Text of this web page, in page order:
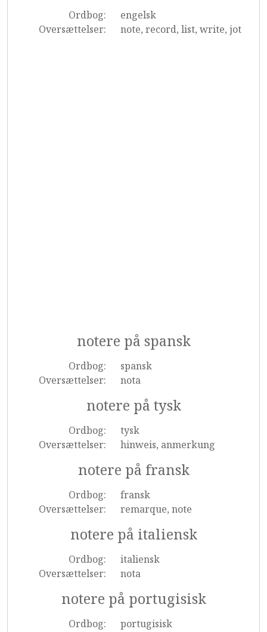
Ordbog:
engelsk
Oversættelser:
note, record, list, write, jot
notere på spansk
Ordbog:
spansk
Oversættelser:
nota
notere på tysk
Ordbog:
tysk
Oversættelser:
hinweis, anmerkung
notere på fransk
Ordbog:
fransk
Oversættelser:
remarque, note
notere på italiensk
Ordbog:
italiensk
Oversættelser:
nota
notere på portugisisk
Ordbog:
portugisisk